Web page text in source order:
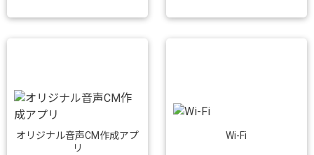
オリジナル音声CM作成アプ
リ
Wi-Fi